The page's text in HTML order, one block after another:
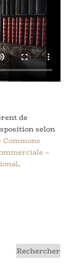
de
selon
–
.